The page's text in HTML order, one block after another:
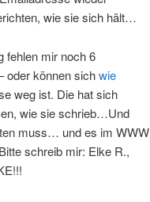
wie sie sich hält…
fehlen mir noch 6
oder können sichwie
weg ist. Die hat sich
wie sie schrieb…Und
muss… und es im WWW
schreib mir: Elke R.,